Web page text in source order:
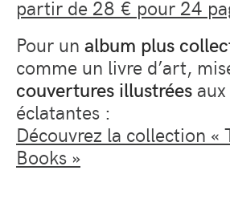
partir de 28 € pour 24
Pour un album plus
comme un livre d’art,
couvertures illustrées
éclatantes :
Découvrez la collection «
Books »